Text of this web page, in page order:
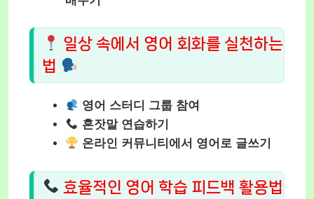
일상 속에서 영어 회화를 실천하는
법
영어 스터디 그룹 참여
혼잣말 연습하기
온라인 커뮤니티에서 영어로 글쓰기
효율적인 영어 학습 피드백 활용법